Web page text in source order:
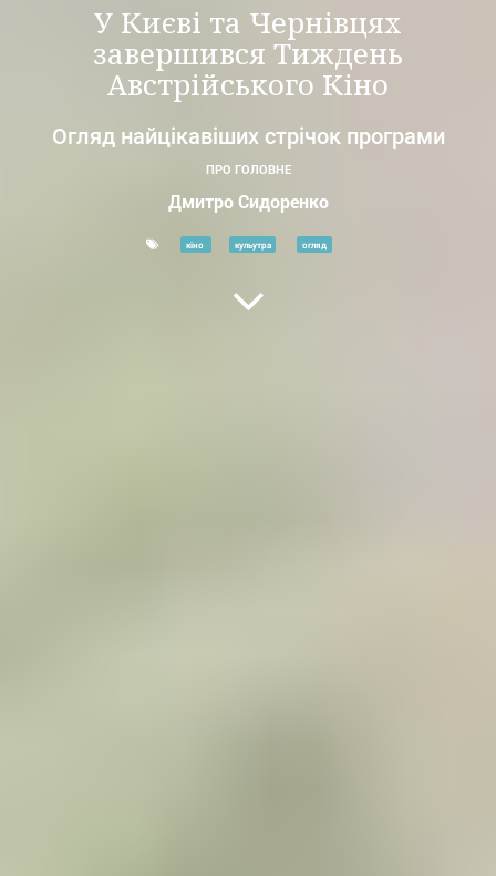
У Києві та Чернівцях
завершився Тиждень
Австрійського Кіно
Огляд найцікавіших стрічок програми
ПРО ГОЛОВНЕ
Дмитро Сидоренко
кіно кульутра огляд